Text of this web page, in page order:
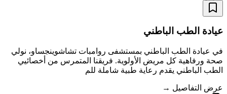
عيادة الطب الباطني
في عيادة الطب الباطني بمستشفى روامبات تشاشوينجساو، نولي
صحة ورفاهية كل مريض الأولوية. فريقنا المتمرس من أخصائيي
الطب الباطني يقدم رعاية طبية شاملة للم
عرض التفاصيل →